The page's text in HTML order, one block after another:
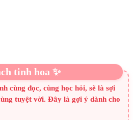
tinh hoa ✨
cùng đọc, cùng học hỏi, sẽ là sợi
tuyệt vời. Đây là gợi ý dành cho